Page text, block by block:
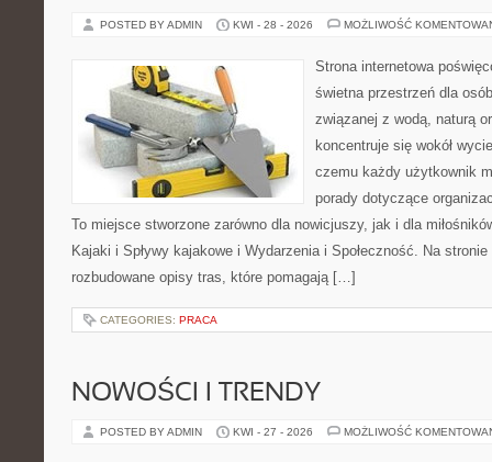
POSTED BY ADMIN KWI - 28 - 2026 MOŻLIWOŚĆ
Strona internetowa
świetna przestrzeń dla
związanej z wodą, naturą
koncentruje się wokół
czemu każdy użytkownik
porady dotyczące
To miejsce stworzone zarówno dla nowicjuszy, jak i dla
Kajaki i Spływy kajakowe i Wydarzenia i Społeczność. Na
rozbudowane opisy tras, które pomagają […]
CATEGORIES: PRACA
NOWOŚCI I TRENDY
POSTED BY ADMIN KWI - 27 - 2026 MOŻLIWOŚĆ